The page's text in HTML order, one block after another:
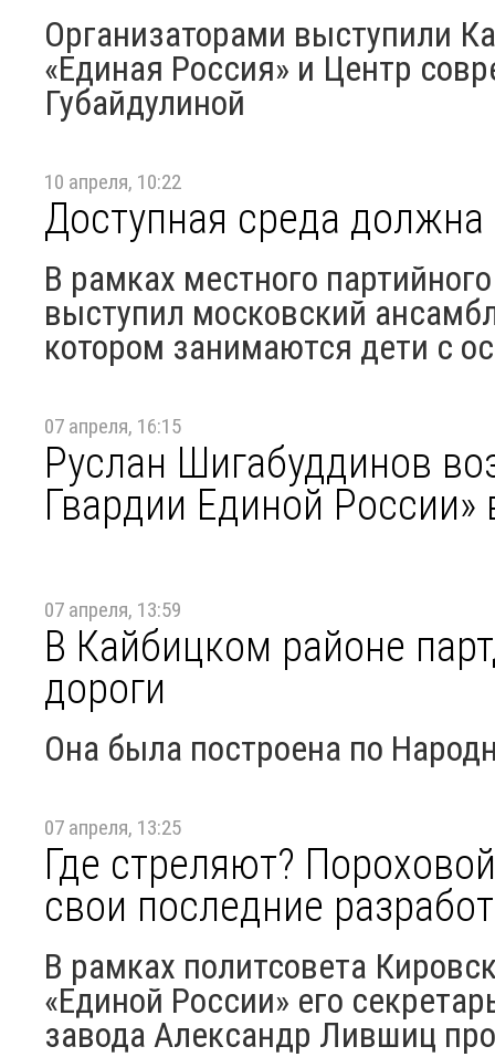
Организаторами выступили
«Единая Россия» и Центр
Губайдулиной
10 апреля, 10:22
Доступная среда
В рамках местного
выступил московский
котором занимаются дети с
07 апреля, 16:15
Руслан Шигабуддинов
Гвардии Единой России»
07 апреля, 13:59
В Кайбицком районе
дороги
Она была построена по
07 апреля, 13:25
Где стреляют?
свои последние
В рамках политсовета
«Единой России» его
завода Александр Лившиц